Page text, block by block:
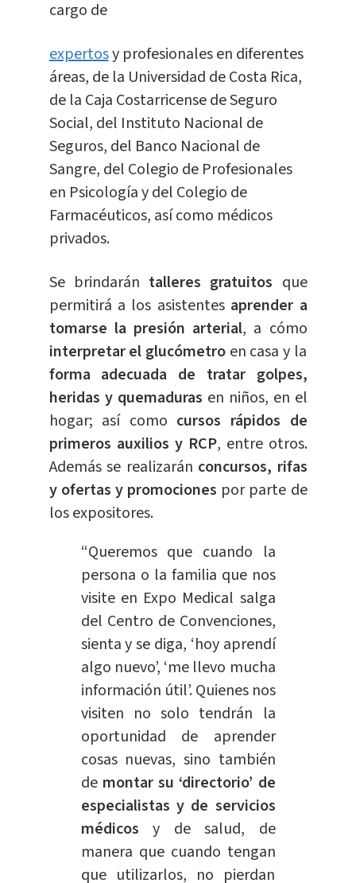
cargo de
expertosy profesionales en diferentes
áreas, de la Universidad de Costa Rica,
de la Caja Costarricense de Seguro
Social, del Instituto Nacional de
Seguros, del Banco Nacional de
Sangre, del Colegio de Profesionales
en Psicología y del Colegio de
Farmacéuticos, así como médicos
privados.
Se brindarán talleres gratuitos que
permitirá a los asistentes aprender a
tomarse la presión arterial, a cómo
interpretar el glucómetro en casa y la
forma adecuada de tratar golpes,
heridas y quemaduras en niños, en el
hogar; así como cursos rápidos de
primeros auxilios y RCP, entre otros.
Además se realizarán concursos, rifas
y ofertas y promociones por parte de
los expositores.
“Queremos que cuando la
persona o la familia que nos
visite en Expo Medical salga
del Centro de Convenciones,
sienta y se diga, ‘hoy aprendí
algo nuevo’, ‘me llevo mucha
información útil’. Quienes nos
visiten no solo tendrán la
oportunidad de aprender
cosas nuevas, sino también
de montar su ‘directorio’ de
especialistas y de servicios
médicos y de salud, de
manera que cuando tengan
que utilizarlos, no pierdan